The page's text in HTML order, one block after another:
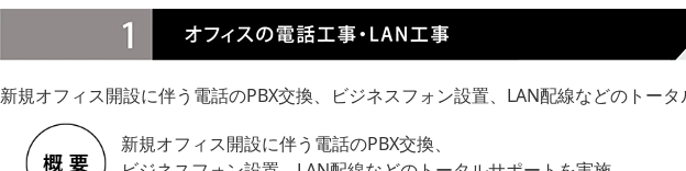
新規オフィス開設に伴う電話のPBX交換、ビジネスフォン設置、LAN配線などのトー
新規オフィス開設に伴う電話のPBX交換、